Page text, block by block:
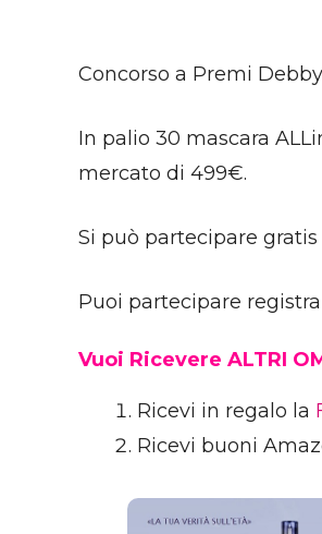
Concorso a Premi
In palio 30 mascara
mercato di 499€.
Si può partecipare
Puoi partecipare
Vuoi Ricevere ALTRI
Ricevi in regalo la
Ricevi buoni